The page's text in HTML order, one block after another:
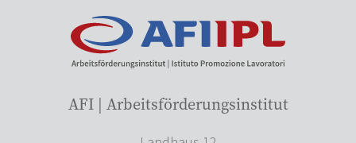
AFI | Arbeitsförderungsinstitut